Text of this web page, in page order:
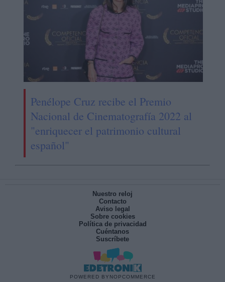
Penélope Cruz recibe el Premio
Nacional de Cinematografía 2022 al
"enriquecer el patrimonio cultural
español"
Nuestro reloj
Contacto
Aviso legal
Sobre cookies
Política de privacidad
Cuéntanos
Suscríbete
POWERED BY NOPCOMMERCE